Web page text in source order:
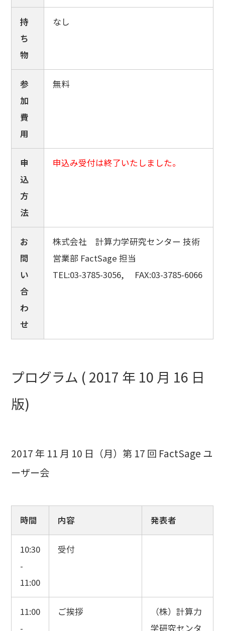
持
ち
物
なし
参
加
費
用
無料
申
込
方
法
申込み受付は終了いたしました。
お
問
い
合
わ
せ
株式会社 計算力学研究センター 技術
営業部 FactSage 担当
TEL:03-3785-3056, FAX:03-3785-6066
プログラム ( 2017 年 10 月 16 日
版)
2017 年 11 月 10 日（月）第 17 回 FactSage ユ
ーザー会
時間 内容 発表者
10:30
-
11:00
受付
11:00
-
ご挨拶
（株）計算力
学研究センタ